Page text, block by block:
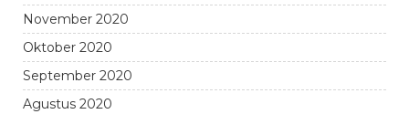
November 2020
Oktober 2020
September 2020
Agustus 2020